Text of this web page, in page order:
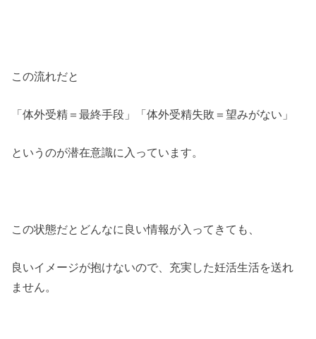
この流れだと
「体外受精＝最終手段」「体外受精失敗＝望みがない」
というのが潜在意識に入っています。
この状態だとどんなに良い情報が入ってきても、
良いイメージが抱けないので、充実した妊活生活を送れ
ません。